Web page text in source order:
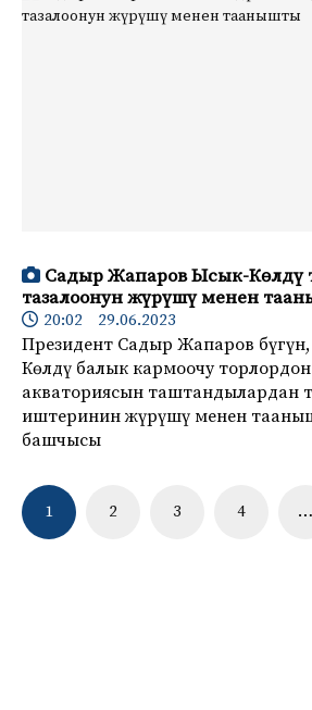
Садыр Жапаров Ысык-Көлдү
тазалоонун жүрүшү менен
20:02 29.06.2023
Президент Садыр Жапаров
Көлдү балык кармоочу
акваториясын таштандылардан
иштеринин жүрүшү менен
башчысы
Навигация
по
1 2 3 4 …